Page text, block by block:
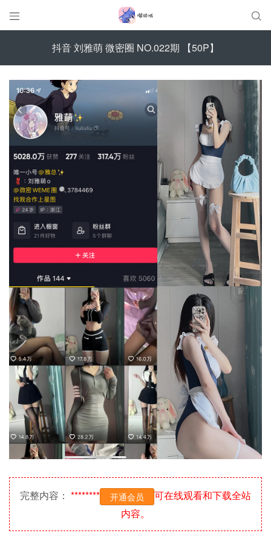
 
抖音 刘雅萌 微密圈 NO.022期 【50P】
完整内容： ******** 开通会员
可在线观看和下载全站
内容。